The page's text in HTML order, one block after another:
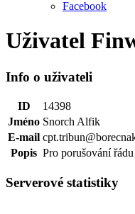
Facebook
Uživatel
Info o uživateli
ID
14398
Jméno Snorch Alfik
E-mail
Popis Pro porušování
Serverové statistiky